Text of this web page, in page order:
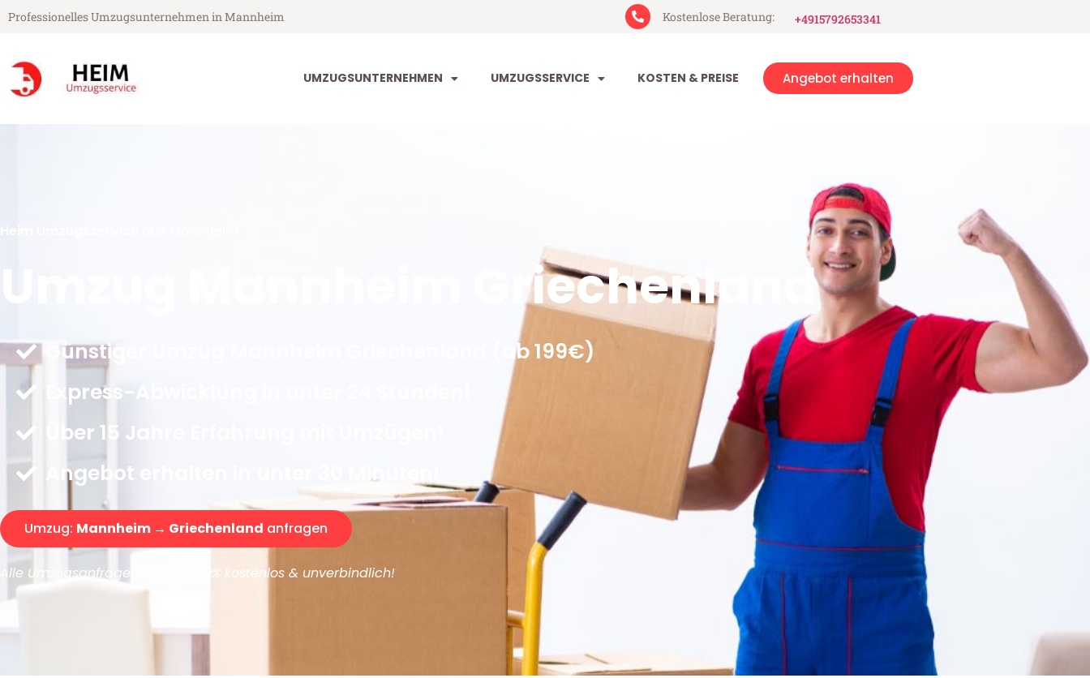
Professionelles Umzugsunternehmen in Mannheim Kostenlose Beratung: +4915792653341
UMZUGSUNTERNEHMEN UMZUGSSERVICE KOSTEN & PREISE Angebot erhalten
Umzug Mannheim Griechenland
Günstiger Umzug Mannheim Griechenland (ab 199€)
Express-Abwicklung in unter 24 Stunden!
Über 15 Jahre Erfahrung mit Umzügen!
Angebot erhalten in unter 30 Minuten!
Umzug: Mannheim → Griechenland anfragen
Alle Umzugsanfragen sind zu 100% kostenlos & unverbindlich!